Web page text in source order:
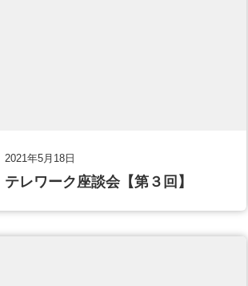
2021年5月18日
テレワーク座談会【第３回】